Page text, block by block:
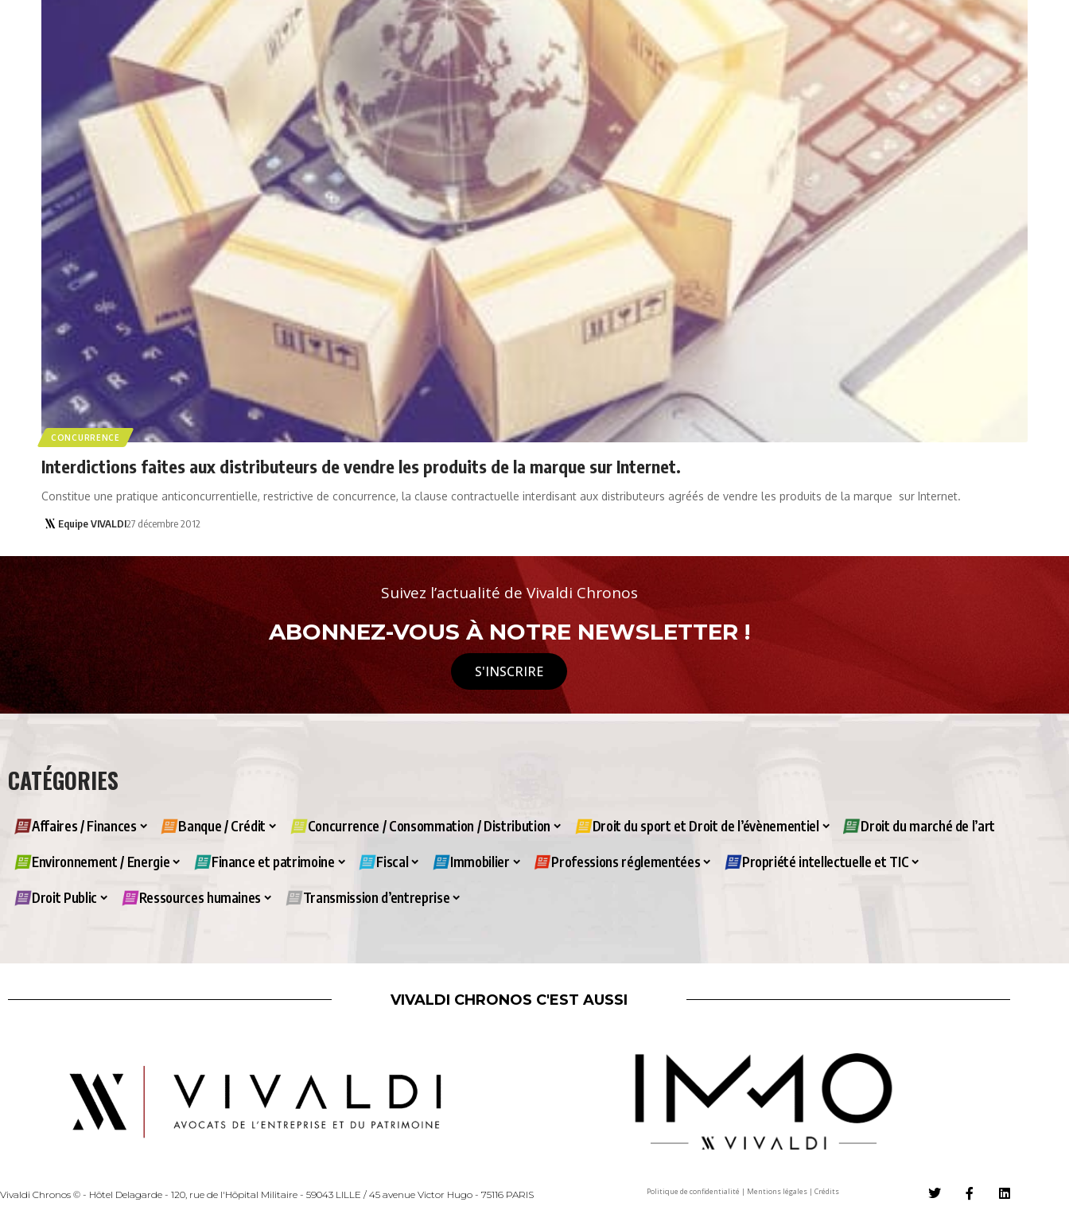
CONCURRENCE
Interdictions faites aux distributeurs de vendre les produits de la marque sur Internet.
Constitue une pratique anticoncurrentielle, restrictive de concurrence, la clause contractuelle interdisant aux distributeurs agréés de vendre les produits de la marque sur Internet.
Equipe VIVALDI27 décembre 2012
Suivez l’actualité de Vivaldi Chronos
ABONNEZ-VOUS À NOTRE NEWSLETTER !
S'INSCRIRE
CATÉGORIES
Affaires / Finances Banque / Crédit Concurrence / Consommation / Distribution Droit du sport et Droit de l’évènementiel Droit du marché de l’art
Environnement / Energie Finance et patrimoine Fiscal Immobilier Professions réglementées Propriété intellectuelle et TIC
Droit Public Ressources humaines Transmission d’entreprise
VIVALDI CHRONOS C'EST AUSSI
Vivaldi Chronos © - Hôtel Delagarde - 120, rue de l'Hôpital Militaire - 59043 LILLE / 45 avenue Victor Hugo - 75116 PARIS Politique de confidentialité | Mentions légales |Crédits